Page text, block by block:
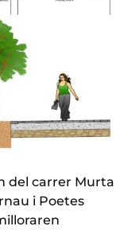
del carrer Murta
i Poetes